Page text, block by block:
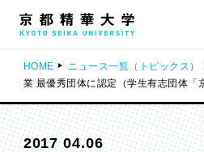
HOME ニュース一覧（トピックス）
業 最優秀団体に認定（学生有志団体「
2017 04.06